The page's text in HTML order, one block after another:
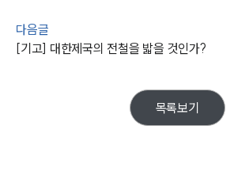
다음글
[기고] 대한제국의 전철을 밟을 것인가?
목록보기